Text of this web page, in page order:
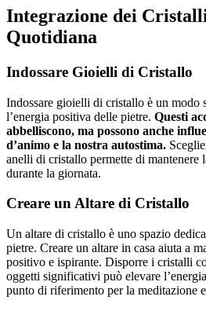
Integrazione dei
Quotidiana
Indossare Gioielli di Cristallo
Indossare gioielli di cristallo è un modo
l’energia positiva delle pietre. Questi
abbelliscono, ma possono anche
d’animo e la nostra autostima.
anelli di cristallo permette di mantenere
durante la giornata.
Creare un Altare di Cristallo
Un altare di cristallo è uno spazio
pietre. Creare un altare in casa aiuta a
positivo e ispirante. Disporre i cristalli
oggetti significativi può elevare
punto di riferimento per la meditazione